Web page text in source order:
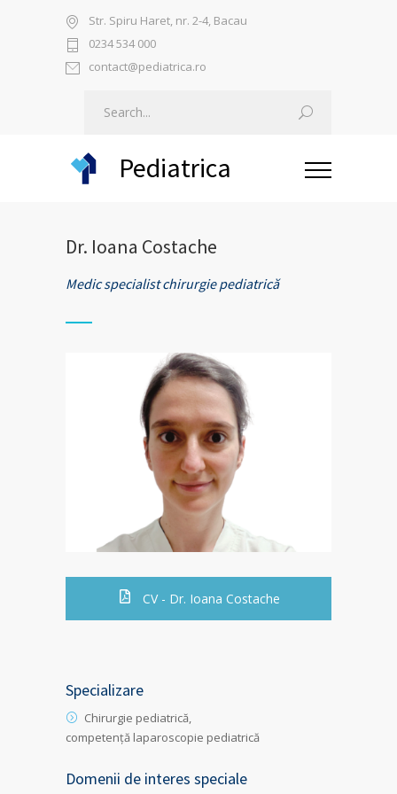
Str. Spiru Haret, nr. 2-4, Bacau
0234 534 000
contact@pediatrica.ro
Pediatrica
Dr. Ioana Costache
Medic specialist chirurgie pediatrică
CV - Dr. Ioana Costache
Specializare
Chirurgie pediatrică,
competență laparoscopie pediatrică
Domenii de interes speciale